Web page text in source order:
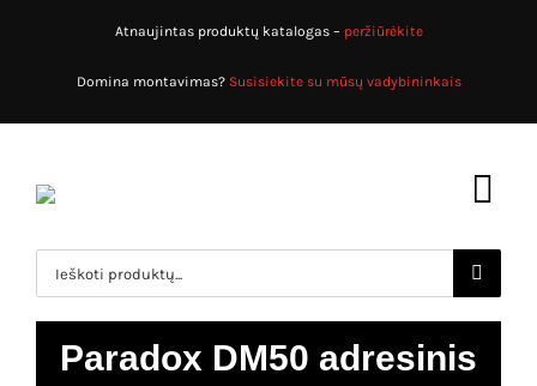
Atnaujintas produktų katalogas – peržiūrėkite
Domina montavimas? Susisiekite su mūsų vadybininkais
Pradžia
Produktų katalogas
Search
for:
Paradox DM50 adresinis